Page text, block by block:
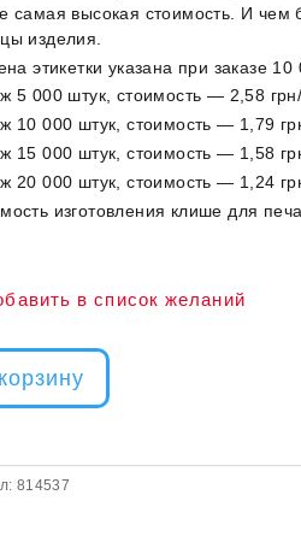
самая высокая стоимость. И чем
изделия.
этикетки указана при заказе
5 000 штук, стоимость — 2,58
10 000 штук, стоимость — 1,79
15 000 штук, стоимость — 1,58
20 000 штук, стоимость — 1,24
изготовления клише для
в список желаний
814537